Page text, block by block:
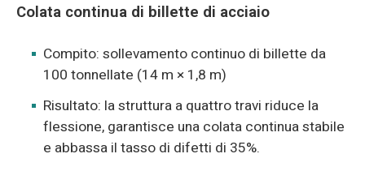
Colata continua di billette di acciaio
Compito: sollevamento continuo di billette da
100 tonnellate (14 m × 1,8 m)
Risultato: la struttura a quattro travi riduce la
flessione, garantisce una colata continua stabile
e abbassa il tasso di difetti di 35%.